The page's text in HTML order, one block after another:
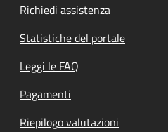
Richiedi assistenza
Statistiche del portale
Leggi le FAQ
Pagamenti
Riepilogo valutazioni